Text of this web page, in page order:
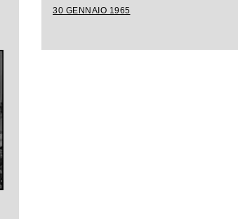
30 GENNAIO 1965